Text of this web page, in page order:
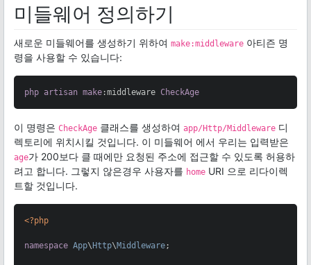
미들웨어 정의하기
새로운 미들웨어를 생성하기 위하여 make:middleware 아티즌 명
령을 사용할 수 있습니다:
php artisan make :middleware CheckAge
이 명령은 CheckAge 클래스를 생성하여 app/Http/Middleware 디
렉토리에 위치시킬 것입니다. 이 미들웨어 에서 우리는 입력받은
age가 200보다 클 때에만 요청된 주소에 접근할 수 있도록 허용하
려고 합니다. 그렇지 않은경우 사용자를 home URI 으로 리다이렉
트할 것입니다.
<?php
namespace App\ Http\Middleware;